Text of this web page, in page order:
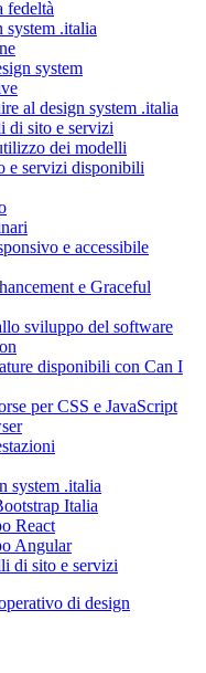
fedeltà
system .italia
system
al design system .italia
di sito e servizi
dei modelli
e servizi disponibili
e accessibile
e Graceful
sviluppo del software
disponibili con Can I
per CSS e JavaScript
system .italia
Italia
React
Angular
di sito e servizi
di design